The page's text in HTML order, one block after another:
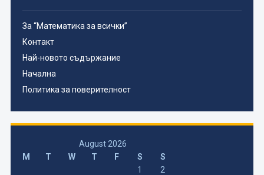
За “Математика за всички”
Контакт
Най-новото съдържание
Начална
Политика за поверителност
August 2026
M
T W T F S
S
1
2